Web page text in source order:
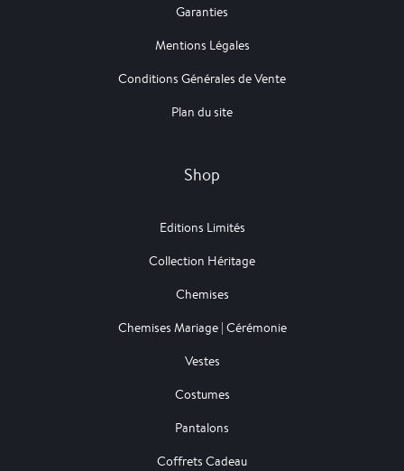
Garanties
Mentions Légales
Conditions Générales de Vente
Plan du site
Shop
Editions Limités
Collection Héritage
Chemises
Chemises Mariage | Cérémonie
Vestes
Costumes
Pantalons
Coffrets Cadeau